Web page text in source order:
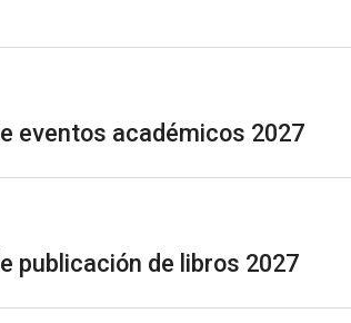
eventos académicos 2027
publicación de libros 2027